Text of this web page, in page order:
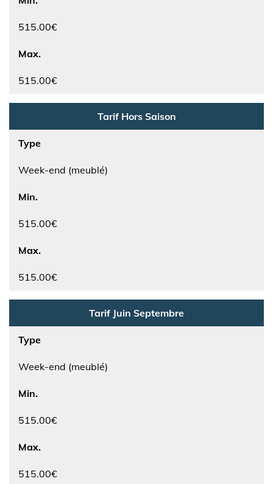
515.00€
Max.
515.00€
Tarif Hors Saison
Type
Week-end (meublé)
Min.
515.00€
Max.
515.00€
Tarif Juin Septembre
Type
Week-end (meublé)
Min.
515.00€
Max.
515.00€